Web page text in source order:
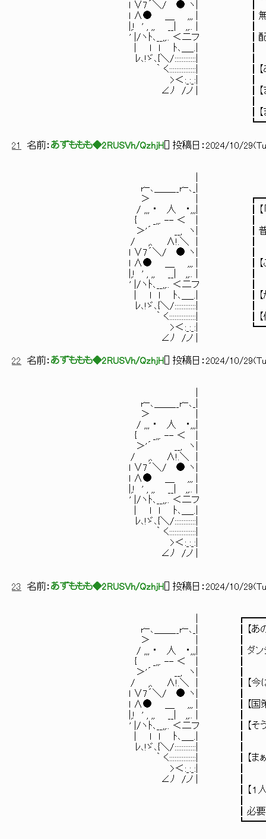
l ∨7´＼/
l ∧● ＿ ,,, | ┃無難な自己紹
|,! ' , ,,
' |/ヽﾄ､__,,.. ＜二フ ┃配信と
| ｌ l ﾄ､
ﾚ､!ゞ､{＼/
｀ く:::::::::::::::| ┃【あ
>＜
∠ﾉ /ノ | ┃【まず間違いなく
┃【まぁユニコーン
21 名前： あずももも◆2RUSVh/QzhjH ] 投稿日： 2024/10/
rｰ､＿＿__rｰ､_|
＞ |
/ ,,, ・ 人 ・,,,| ┃【「これが計算だ
{ _,,. --
＞'´ __, ヽ| ┃普通なら絶
/ ,、 ∧!.
l ∨7´＼/ ●
l ∧● ＿ ,,, | ┃【ごらん
|,! ' , ,, __|
' |/ヽﾄ､__,,..
| ｌ l ﾄ､＿_.| ┃【かわいいね
ﾚ､!ゞ､{＼/
｀ く:::::::::::::::| ┃【何も無いね
>＜:_:_:|
∠ﾉ /ノ |
22 名前： あずももも◆2RUSVh/QzhjH ] 投稿日： 2024/10/
rｰ､＿＿__rｰ､_| ┃【速報・チノちゃ
＞ |
/ ,,, ・ 人
{ _,,. -- ＜ | ┃【３回
＞'´ __,
/ ,、 ∧!.＼ | ┃【違う
l ∨7´＼/
l ∧● ＿ ,,, | ┃【すまん、俺とした
|,! ' , ,,
' |/ヽﾄ､__,,..
| ｌ l ﾄ､＿
ﾚ､!ゞ､{＼/
｀ く:::::::::::::::| ┃【どん
>＜
∠ﾉ /ノ | ┃【
23 名前： あずももも◆2RUSVh/QzhjH ] 投稿日： 2024/10/
|
rｰ､＿＿__rｰ､_| ┃【あのさ こんなお
＞ |
/ ,,, ・ 人 ・,,,| ┃ダンジョン
{ _,,. --
＞'´ __,
/ ,、 ∧!.＼ | ┃【今は保護者の同意
l ∨7´＼/
l ∧● ＿ ,,, | ┃【国策だもんな
|,! ' , ,, __|
' |/ヽﾄ､__,,.. ＜二フ ┃【そう思うとやべ
| ｌ l ﾄ､
ﾚ､!ゞ､{＼/
｀ く:::::::::::::::| ┃【まぁ世界の人口、１
>＜
∠ﾉ /ノ
┃【１人でも多くにモ
┃必要あるにしてもなぁ……